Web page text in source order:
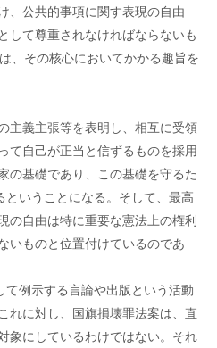
、公共的事項に関す表現の自由
して尊重されなければならないも
、その核心においてかかる趣旨を
主義主張等を表明し、相互に受領
て自己が正当と信ずるものを採用
の基礎であり、この基礎を守るた
いうことになる。そして、最高
の自由は特に重要な憲法上の権利
いものと位置付けているのであ
例示する言論や出版という活動
れに対し、国旗損壊罪法案は、直
象にしているわけではない。それ